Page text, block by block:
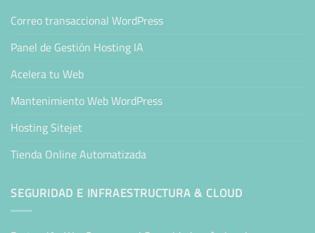
Correo transaccional WordPress
Panel de Gestión Hosting IA
Acelera tu Web
Mantenimiento Web WordPress
Hosting Sitejet
Tienda Online Automatizada
SEGURIDAD E INFRAESTRUCTURA & CLOUD